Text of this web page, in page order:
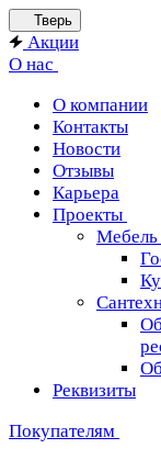
Тверь
Акции
О нас
О компании
Контакты
Новости
Отзывы
Карьера
Проекты
Мебель
Реквизиты
Покупателям